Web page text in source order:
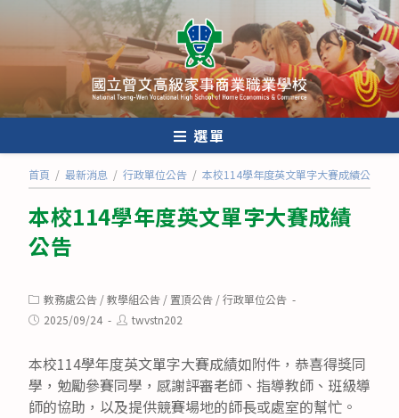
內
選單
首頁 / 最新消息 / 行政單位公告 / 本校114學年度英文單字大賽成績公告
本校114學年度英文單字大賽成績
公告
Post
category:
教務處公告 /教學組公告 / 置頂公告 /行政單位公告
Post2025/09/24
Posttwvstn202
本校114學年度英文單字大賽成績如附件，恭喜得獎同
學，勉勵參賽同學，感謝評審老師、指導教師、班級導
師的協助，以及提供競賽場地的師長或處室的幫忙。